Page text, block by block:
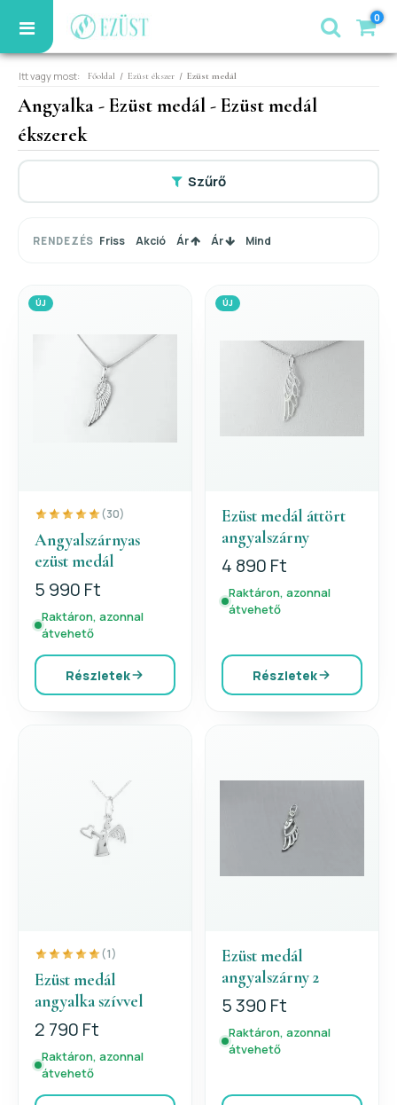
0
Itt vagy most: Főoldal / Ezüst ékszer / Ezüst medál
Angyalka - Ezüst medál - Ezüst medál
ékszerek
Szűrő
RENDEZÉS Friss Akció Ár Ár Mind
ÚJ
(30)
Angyalszárnyas
ezüst medál
5 990 Ft
Raktáron, azonnal
átvehető
Részletek
ÚJ
Ezüst medál áttört
angyalszárny
4 890 Ft
Raktáron, azonnal
átvehető
Részletek
(1)
Ezüst medál
angyalka szívvel
2 790 Ft
Raktáron, azonnal
átvehető
Ezüst medál
angyalszárny 2
5 390 Ft
Raktáron, azonnal
átvehető